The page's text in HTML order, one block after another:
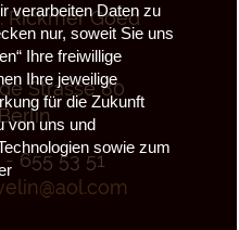
Rickmer Goed
Strasse 80
655 53 51
verarbeiten Daten zu
nur, soweit Sie uns
Ihre freiwillige
Ihre jeweilige
für die Zukunft
von uns und
sowie zum